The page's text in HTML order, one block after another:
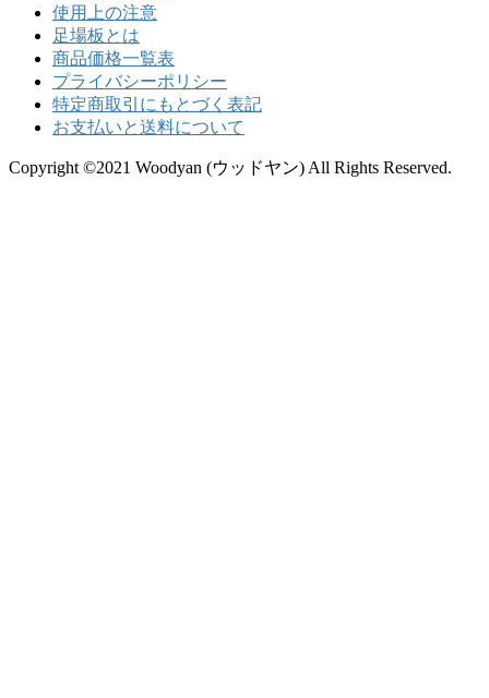
使用上の注意
足場板とは
商品価格一覧表
プライバシーポリシー
特定商取引にもとづく表記
お支払いと送料について
Copyright ©2021 Woodyan (ウッドヤン) All Rights Reserved.